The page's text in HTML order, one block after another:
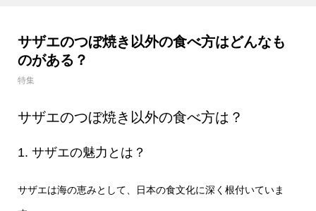
サザエのつぼ焼き以外の食べ方はどんなも
のがある？
特集
サザエのつぼ焼き以外の食べ方は？
1. サザエの魅力とは？
サザエは海の恵みとして、日本の食文化に深く根付いていま